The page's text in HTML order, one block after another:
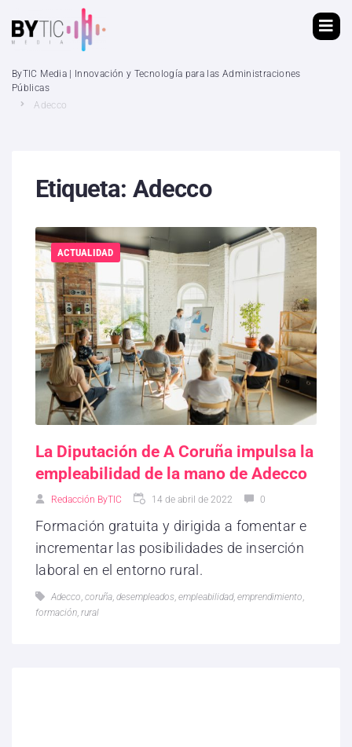
ByTIC Media | Innovación y Tecnología para las Administraciones
Públicas
Adecco
Etiqueta: Adecco
ACTUALIDAD
La Diputación de A Coruña impulsa la
empleabilidad de la mano de Adecco
Redacción ByTIC 14 de abril de 2022 0
Formación gratuita y dirigida a fomentar e
incrementar las posibilidades de inserción
laboral en el entorno rural.
Adecco coruña desempleados empleabilidad, emprendimiento
formación rural